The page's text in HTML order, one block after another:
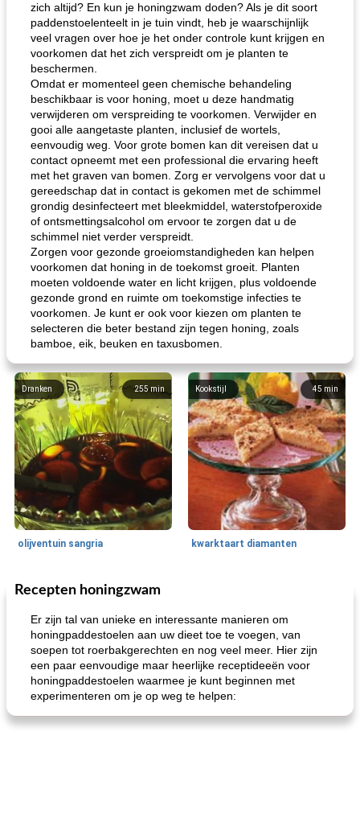
zich altijd? En kun je honingzwam doden? Als je dit soort
paddenstoelenteelt in je tuin vindt, heb je waarschijnlijk
veel vragen over hoe je het onder controle kunt krijgen en
voorkomen dat het zich verspreidt om je planten te
beschermen.
Omdat er momenteel geen chemische behandeling
beschikbaar is voor honing, moet u deze handmatig
verwijderen om verspreiding te voorkomen. Verwijder en
gooi alle aangetaste planten, inclusief de wortels,
eenvoudig weg. Voor grote bomen kan dit vereisen dat u
contact opneemt met een professional die ervaring heeft
met het graven van bomen. Zorg er vervolgens voor dat u
gereedschap dat in contact is gekomen met de schimmel
grondig desinfecteert met bleekmiddel, waterstofperoxide
of ontsmettingsalcohol om ervoor te zorgen dat u de
schimmel niet verder verspreidt.
Zorgen voor gezonde groeiomstandigheden kan helpen
voorkomen dat honing in de toekomst groeit. Planten
moeten voldoende water en licht krijgen, plus voldoende
gezonde grond en ruimte om toekomstige infecties te
voorkomen. Je kunt er ook voor kiezen om planten te
selecteren die beter bestand zijn tegen honing, zoals
bamboe, eik, beuken en taxusbomen.
255min
Dranken
olijventuin sangria
45 min
Kookstijl
kwarktaart diamanten
65min
Feestdagen en evenementen
Recepten honingzwam
Er zijn tal van unieke en interessante manieren om
honingpaddestoelen aan uw dieet toe te voegen, van
soepen tot roerbakgerechten en nog veel meer. Hier zijn
een paar eenvoudige maar heerlijke receptideeën voor
honingpaddestoelen waarmee je kunt beginnen met
experimenteren om je op weg te helpen: